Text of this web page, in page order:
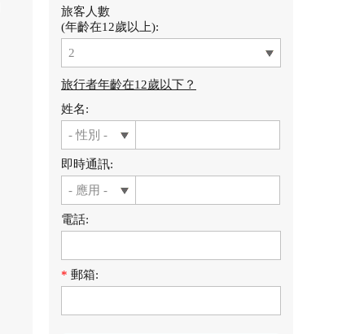
旅客人數
(年齡在12歲以上):
旅行者年齡在12歲以下？
姓名:
即時通訊:
電話:
* 郵箱: